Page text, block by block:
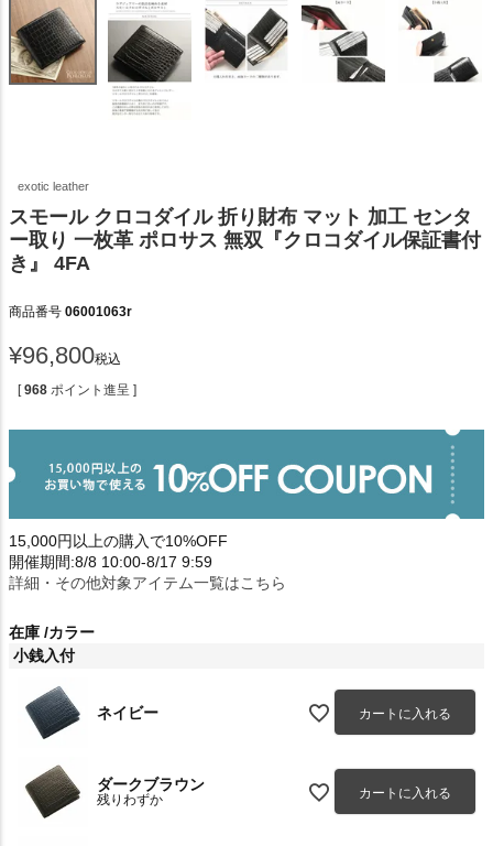
exotic leather
スモール クロコダイル 折り財布 マット 加工 センタ
ー取り 一枚革 ポロサス 無双『クロコダイル保証書付
き』 4FA
商品番号 06001063r
¥96,800税込
[ 968 ポイント進呈 ]
15,000円以上の購入で10%OFF
開催期間:8/8 10:00-8/17 9:59
詳細・その他対象アイテム一覧はこちら
在庫 カラー
小銭入付
ネイビー カートに入れる
ダークブラウン
残りわずか カートに入れる